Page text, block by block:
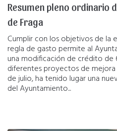
Resumen pleno ordinario
de Fraga
Cumplir con los objetivos de la
regla de gasto permite al
una modificación de crédito de
diferentes proyectos de mejora
de julio, ha tenido lugar una
del Ayuntamiento...